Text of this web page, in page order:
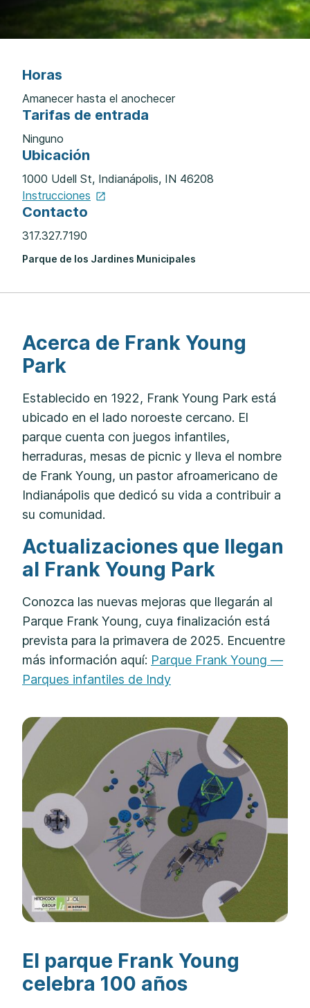
Horas
Amanecer hasta el anochecer
Tarifas de entrada
Ninguno
Ubicación
1000 Udell St, Indianápolis, IN 46208
Instrucciones
Contacto
317.327.7190
Parque de los Jardines Municipales
Acerca de Frank Young
Park
Establecido en 1922, Frank Young Park está
ubicado en el lado noroeste cercano. El
parque cuenta con juegos infantiles,
herraduras, mesas de picnic y lleva el nombre
de Frank Young, un pastor afroamericano de
Indianápolis que dedicó su vida a contribuir a
su comunidad.
Actualizaciones que llegan
al Frank Young Park
Conozca las nuevas mejoras que llegarán al
Parque Frank Young, cuya finalización está
prevista para la primavera de 2025. Encuentre
más información aquí: Parque Frank Young —
Parques infantiles de Indy
El parque Frank Young
celebra 100 años